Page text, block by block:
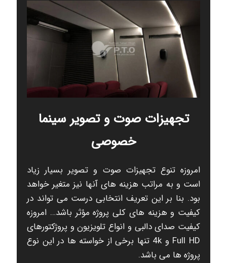
تجهیزات صوت و تصویر سینما
خصوصی
امروزه تنوع تجهیزات صوت و تصویر بسیار زیاد
است و به مراتب هزینه های آنها نیز متغیر خواهد
بود. بنا بر این تعریف انتخابی درست می تواند در
کیفیت و هزینه های کلی پروژه مؤثر باشد… امروزه
کیفیت صدای دالبی و انواع تلویزیون و پروژکتورهای
Full HD و 4k تنها برخی از خواسته ها در این نوع
پروژه ها می باشد.